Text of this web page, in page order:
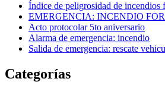
Índice de peligrosidad de incendios
EMERGENCIA: INCENDIO
Acto protocolar 5to aniversario
Alarma de emergencia: incendio
Salida de emergencia: rescate
Categorías